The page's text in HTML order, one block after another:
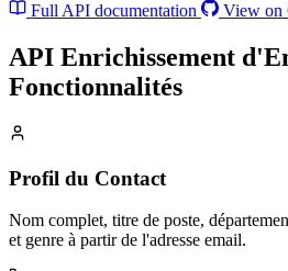
Full API documentation View on
API Enrichissement
Fonctionnalités
Profil du Contact
Nom complet, titre de poste,
et genre à partir de l'adresse email.